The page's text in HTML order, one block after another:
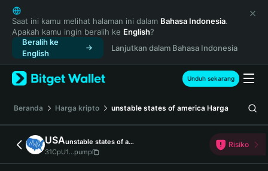
English
日本語
Tiếng Việt
Русский
Español (Latinoamérica)
Türkçe
Français
Deutsch
简体中文
繁體中文
Português (Portugal)
Saat ini kamu melihat halaman ini dalam Bahasa Indonesia.
Apakah kamu ingin beralih ke English?
Beralih ke
English
Lanjutkan dalam Bahasa Indonesia
Unduh sekarang
Beranda Harga kripto unstable states of america Harga
USA
unstable states of america
31CpU1...pump
Risiko